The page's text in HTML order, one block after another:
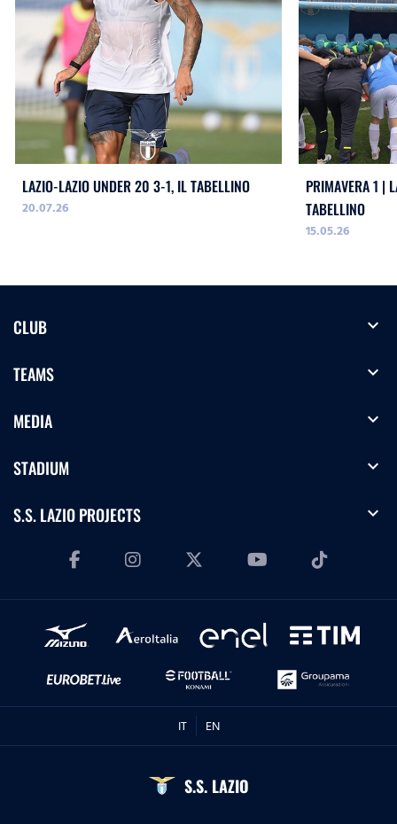
LAZIO-LAZIO UNDER 20 3-1, IL TABELLINO
20.07.26
PRIMAVERA 1 |
TABELLINO
15.05.26
CLUB expand_more
TEAMS expand_more
MEDIA expand_more
STADIUM expand_more
S.S. LAZIO PROJECTS expand_more
IT EN
S.S. LAZIO